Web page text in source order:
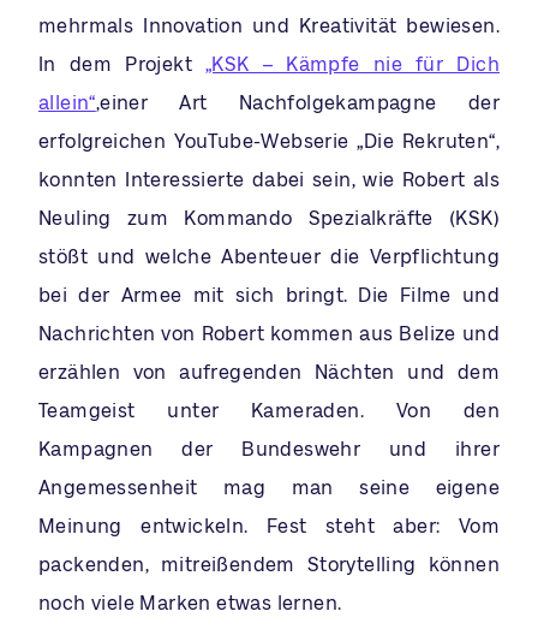
mehrmals Innovation und Kreativität bewiesen.
In dem Projekt„KSK – Kämpfe nie für Dich
allein“,einer Art Nachfolgekampagne der
erfolgreichen YouTube-Webserie „Die Rekruten“,
konnten Interessierte dabei sein, wie Robert als
Neuling zum Kommando Spezialkräfte (KSK)
stößt und welche Abenteuer die Verpflichtung
bei der Armee mit sich bringt. Die Filme und
Nachrichten von Robert kommen aus Belize und
erzählen von aufregenden Nächten und dem
Teamgeist unter Kameraden. Von den
Kampagnen der Bundeswehr und ihrer
Angemessenheit mag man seine eigene
Meinung entwickeln. Fest steht aber: Vom
packenden, mitreißendem Storytelling können
noch viele Marken etwas lernen.